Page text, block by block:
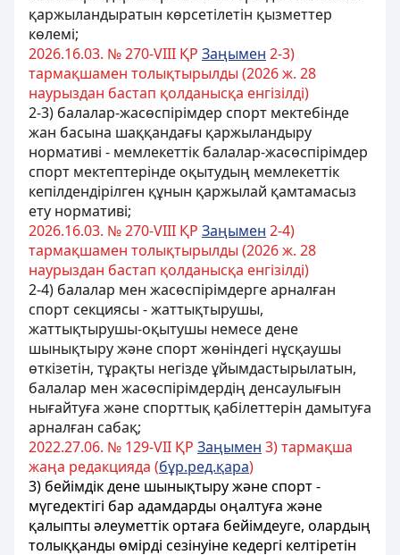
қаржыландыратын көрсетілетін қызметтер
көлемі;
2026.16.03. № 270-VIII ҚР Заңымен 2-3)
тармақшамен толықтырылды (2026 ж. 28
наурыздан бастап қолданысқа енгізілді)
2-3) балалар-жасөспірімдер спорт мектебінде
жан басына шаққандағы қаржыландыру
нормативі - мемлекеттік балалар-жасөспірімдер
спорт мектептерінде оқытудың мемлекеттік
кепілдендірілген құнын қаржылай қамтамасыз
ету нормативі;
2026.16.03. № 270-VIII ҚР Заңымен 2-4)
тармақшамен толықтырылды (2026 ж. 28
наурыздан бастап қолданысқа енгізілді)
2-4) балалар мен жасөспірімдерге арналған
спорт секциясы - жаттықтырушы,
жаттықтырушы-оқытушы немесе дене
шынықтыру жəне спорт жөніндегі нұсқаушы
өткізетін, тұрақты негізде ұйымдастырылатын,
балалар мен жасөспірімдердің денсаулығын
нығайтуға жəне спорттық қабілеттерін дамытуға
арналған сабақ;
2022.27.06. № 129-VII ҚР Заңымен 3) тармақша
жаңа редакцияда (бұр.ред.қара)
3) бейімдік дене шынықтыру және спорт -
мүгедектігі бар адамдарды оңалтуға және
қалыпты әлеуметтік ортаға бейімдеуге, олардың
толыққанды өмірді сезінуіне кедергі келтіретін